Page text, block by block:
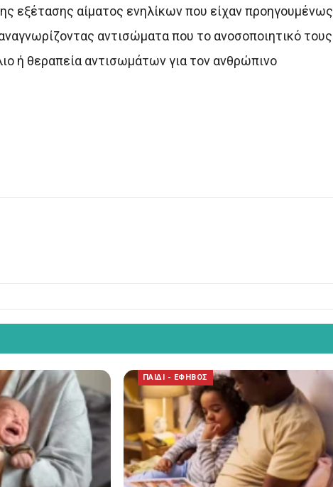
εξέτασης αίματος ενηλίκων που είχαν προηγουμένως
αντισώματα που το ανοσοποιητικό τους
ή θεραπεία αντισωμάτων για τον ανθρώπινο
ΠΑΙΔΙ - ΕΦΗΒΟΣ